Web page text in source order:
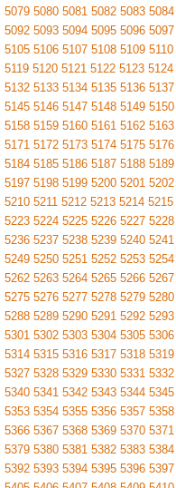
5079 5080 5081 5082 5083 5084
5092 5093 5094 5095 5096 5097
5105 5106 5107 5108 5109 5110
5119 5120 5121 5122 5123 5124
5132 5133 5134 5135 5136 5137
5145 5146 5147 5148 5149 5150
5158 5159 5160 5161 5162 5163
5171 5172 5173 5174 5175 5176
5184 5185 5186 5187 5188 5189
5197 5198 5199 5200 5201 5202
5210 5211 5212 5213 5214 5215
5223 5224 5225 5226 5227 5228
5236 5237 5238 5239 5240 5241
5249 5250 5251 5252 5253 5254
5262 5263 5264 5265 5266 5267
5275 5276 5277 5278 5279 5280
5288 5289 5290 5291 5292 5293
5301 5302 5303 5304 5305 5306
5314 5315 5316 5317 5318 5319
5327 5328 5329 5330 5331 5332
5340 5341 5342 5343 5344 5345
5353 5354 5355 5356 5357 5358
5366 5367 5368 5369 5370 5371
5379 5380 5381 5382 5383 5384
5392 5393 5394 5395 5396 5397